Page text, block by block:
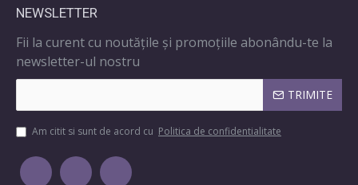
NEWSLETTER
Fii la curent cu noutățile și promoțiile abonându-te la
newsletter-ul nostru
TRIMITE
Am citit si sunt de acord cu Politica de confidentialitate
Ana de la BebeDream
Materiale creștine pentru copii